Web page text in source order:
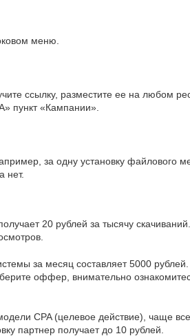
меню.
ссылку, разместите ее на любом
пункт «Кампании».
за одну установку файлового
нет.
20 рублей за тысячу
за месяц составляет 5000
оффер, внимательно
CPA (целевое действие), чаще
партнер получает до 10 рублей.